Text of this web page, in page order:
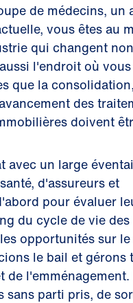
de médecins, un
vous êtes au
qui changent
l'endroit où
que la
des
doivent
avec un large
d'assureurs et
pour évaluer
du cycle de vie
opportunités sur le
le bail et gérons
de
parti pris, de